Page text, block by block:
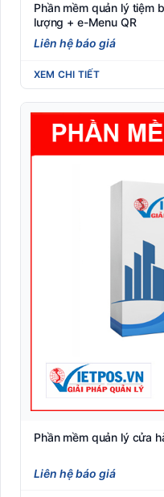
Phần mềm quản lý tiệm
lượng + e-Menu QR
Liên hệ báo giá
XEM CHI TIẾT
Phần mềm quản lý cửa
Liên hệ báo giá